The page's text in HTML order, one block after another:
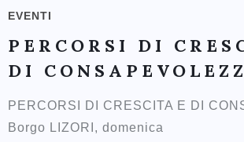
EVENTI
PERCORSI DI
DI
PERCORSI DI CRESCITA E DI
Borgo LIZORI, domenica